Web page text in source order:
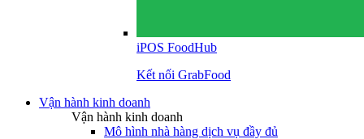
iPOS FoodHub
Kết nối GrabFood
Vận hành kinh doanh
Vận hành kinh doanh
Mô hình nhà hàng dịch vụ đầy đủ